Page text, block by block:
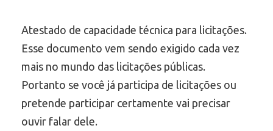
Atestado de capacidade técnica para licitações.
Esse documento vem sendo exigido cada vez
mais no mundo das licitações públicas.
Portanto se você já participa de licitações ou
pretende participar certamente vai precisar
ouvir falar dele.